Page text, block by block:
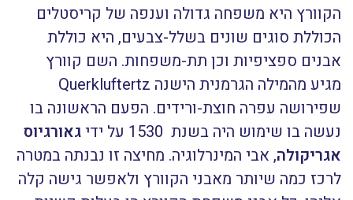
הקוורץ היא משפחה גדולה וענפה של קריסטלים
הכוללת סוגים שונים בשלל-צבעים, היא כוללת
אבנים ספציפיות וכן תת-משפחות. השם קוורץ
מגיע מהמילה הגרמנית הישנה Querkluftertz
שפירושה עפרה חוצת-ורידים. הפעם הראשונה בו
נעשה בו שימוש היה בשנת 1530 על ידי
גאורגיוס
אגריקולה, אבי המינרלוגיה. מחיצה זו נבנתה במטרה
לרכז כמה שיותר מאבני הקוורץ ולאפשר גישה קלה